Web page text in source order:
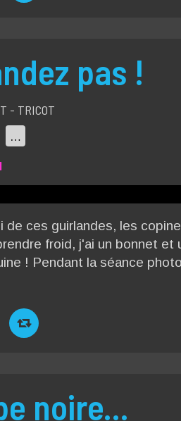
pas !
- TRICOT
…
de ces guirlandes, les
froid, j'ai un bonnet et
! Pendant la séance
noire...